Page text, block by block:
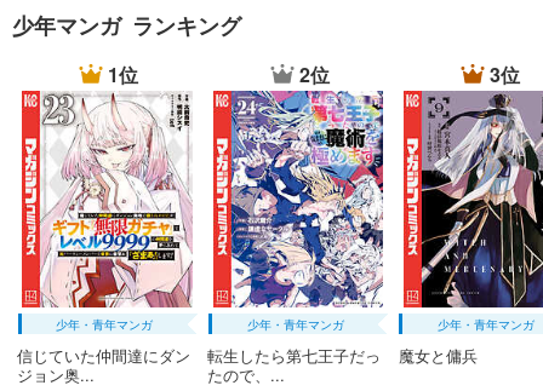
少年マンガ ランキング
1位
少年・青年マンガ
信じていた仲間達にダン
ジョン奥...
2位
少年・青年マンガ
転生したら第七王子だっ
たので、...
3位
少年・青年マンガ
魔女と傭兵